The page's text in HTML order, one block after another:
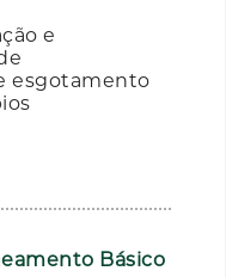
e
esgotamento
Básico